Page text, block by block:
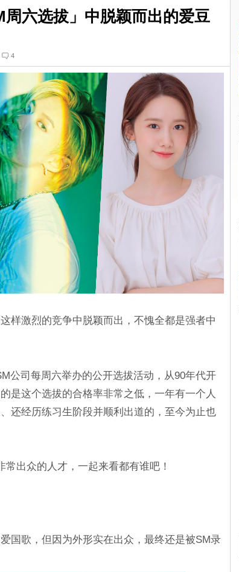
六选拔」中脱颖而出的爱豆
4
样激烈的竞争中脱颖而出，不愧全都是强者中
公司每周六举办的公开选拔活动，从90年代开
是这个选拔的合格率非常之低，一年有一个人
还经历练习生阶段并顺利出道的，至今为止也
出众的人才，一起来看都有谁吧！
国歌，但因为外形实在出众，最终还是被SM录